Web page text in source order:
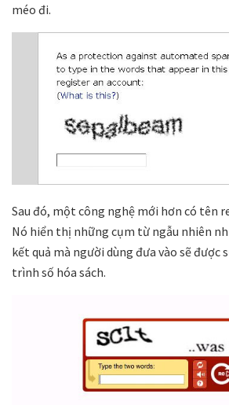
méo đi.
Sau đó, một công nghệ mới hơn có tên
Nó hiển thị những cụm từ ngẫu nhiên
kết quả mà người dùng đưa vào sẽ được
trình số hóa sách.